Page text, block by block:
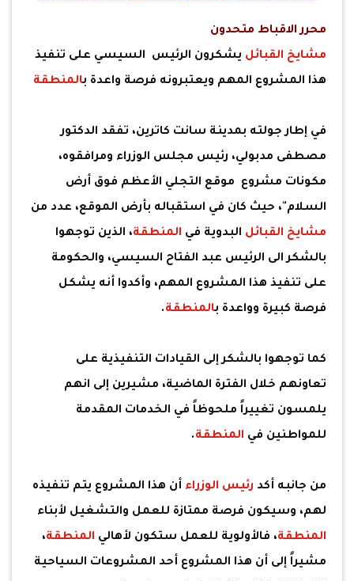
محرر الاقباط متحدون
مشايخ القبائل يشكرون الرئيس السيسي على تنفيذ
هذا المشروع المهم ويعتبرونه فرصة واعدة بالمنطقة
في إطار جولته بمدينة سانت كاترين، تفقد الدكتور
مصطفى مدبولي، رئيس مجلس الوزراء ومرافقوه،
مكونات مشروع موقع التجلي الأعظم فوق أرض
السلام"، حيث كان في استقباله بأرض الموقع، عدد من
مشايخ القبائل البدوية في المنطقة، الذين توجهوا
بالشكر الى الرئيس عبد الفتاح السيسي، والحكومة
على تنفيذ هذا المشروع المهم، وأكدوا أنه يشكل
فرصة كبيرة وواعدة بالمنطقة.
كما توجهوا بالشكر إلى القيادات التنفيذية على
تعاونهم خلال الفترة الماضية، مشيرين إلى انهم
يلمسون تغييراً ملحوظاً في الخدمات المقدمة
للمواطنين في المنطقة.
من جانبه أكد رئيس الوزراء أن هذا المشروع يتم تنفيذه
لهم، وسيكون فرصة ممتازة للعمل والتشغيل لأبناء
المنطقة، فالأولوية للعمل ستكون لأهالي المنطقة،
مشيراً إلى أن هذا المشروع أحد المشروعات السياحية